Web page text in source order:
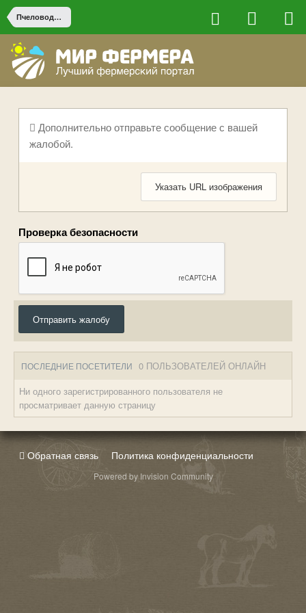
Пчеловодство
Дополнительно отправьте сообщение с вашей
жалобой.
Указать URL изображения
Проверка безопасности
Отправить жалобу
ПОСЛЕДНИЕ ПОСЕТИТЕЛИ 0 ПОЛЬЗОВАТЕЛЕЙ ОНЛАЙН
Ни одного зарегистрированного пользователя не
просматривает данную страницу
Обратная связь Политика конфиденциальности
Powered by Invision Community